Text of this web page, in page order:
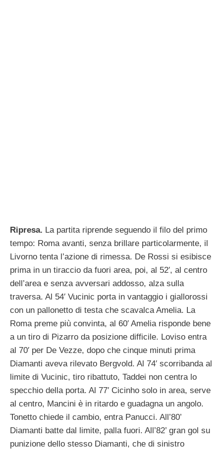
Ripresa. La partita riprende seguendo il filo del primo
tempo: Roma avanti, senza brillare particolarmente, il
Livorno tenta l’azione di rimessa. De Rossi si esibisce
prima in un tiraccio da fuori area, poi, al 52′, al centro
dell’area e senza avversari addosso, alza sulla
traversa. Al 54′ Vucinic porta in vantaggio i giallorossi
con un pallonetto di testa che scavalca Amelia. La
Roma preme più convinta, al 60′ Amelia risponde bene
a un tiro di Pizarro da posizione difficile. Loviso entra
al 70′ per De Vezze, dopo che cinque minuti prima
Diamanti aveva rilevato Bergvold. Al 74′ scorribanda al
limite di Vucinic, tiro ribattuto, Taddei non centra lo
specchio della porta. Al 77′ Cicinho solo in area, serve
al centro, Mancini è in ritardo e guadagna un angolo.
Tonetto chiede il cambio, entra Panucci. All’80’
Diamanti batte dal limite, palla fuori. All’82’ gran gol su
punizione dello stesso Diamanti, che di sinistro